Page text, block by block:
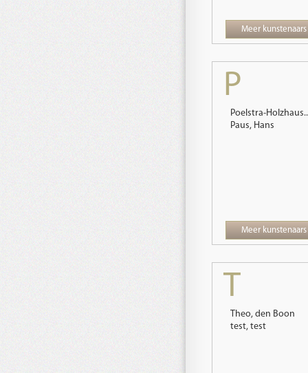
Meer kunstenaars
P
Poelstra-
Paus, Hans
Meer kunstenaars
T
Theo, den Boon
test, test